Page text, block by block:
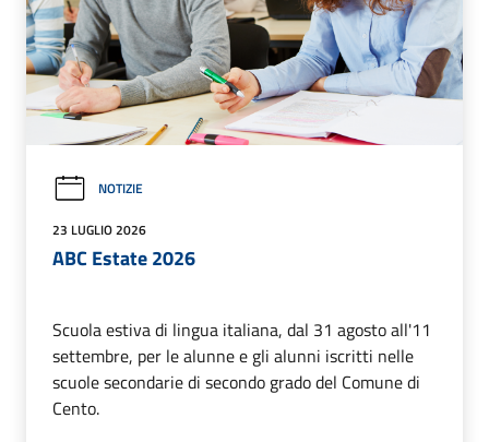
NOTIZIE
23 LUGLIO 2026
ABC Estate 2026
Scuola estiva di lingua italiana, dal 31 agosto all'11
settembre, per le alunne e gli alunni iscritti nelle
scuole secondarie di secondo grado del Comune di
Cento.